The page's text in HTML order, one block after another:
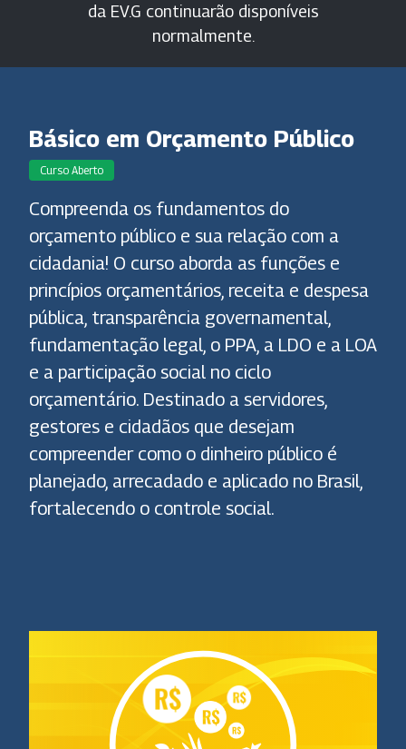
da EV.G continuarão disponíveis
normalmente.
Básico em Orçamento Público
Curso Aberto
Compreenda os fundamentos do
orçamento público e sua relação com a
cidadania! O curso aborda as funções e
princípios orçamentários, receita e despesa
pública, transparência governamental,
fundamentação legal, o PPA, a LDO e a LOA
e a participação social no ciclo
orçamentário. Destinado a servidores,
gestores e cidadãos que desejam
compreender como o dinheiro público é
planejado, arrecadado e aplicado no Brasil,
fortalecendo o controle social.